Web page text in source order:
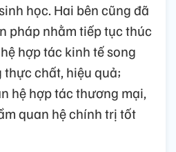
học. Hai bên cũng đã
pháp nhằm tiếp tục thúc
hợp tác kinh tế song
chất, hiệu quả;
hệ hợp tác thương mại,
quan hệ chính trị tốt